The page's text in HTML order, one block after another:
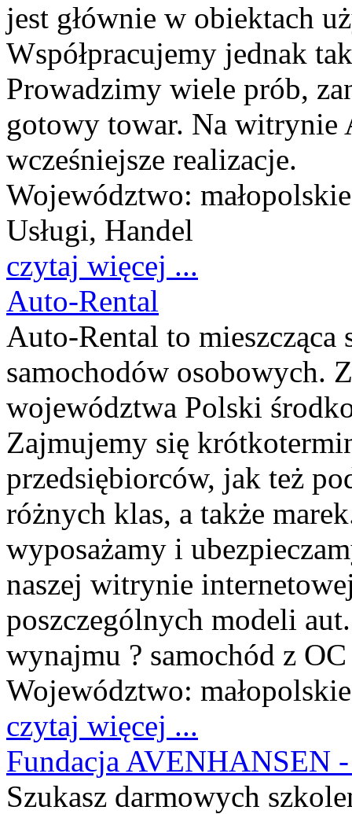
jest głównie w obiektach
Współpracujemy jednak
Prowadzimy wiele prób,
gotowy towar. Na witrynie
wcześniejsze realizacje.
Województwo: małopolskie
Usługi, Handel
czytaj więcej ...
Auto-Rental
Auto-Rental to
samochodów osobowych.
województwa Polski
Zajmujemy się
przedsiębiorców, jak też
różnych klas, a także
wyposażamy i
naszej witrynie
poszczególnych modeli
wynajmu ? samochód z
Województwo: małopolskie
czytaj więcej ...
Fundacja AVENHANSEN -
Szukasz darmowych